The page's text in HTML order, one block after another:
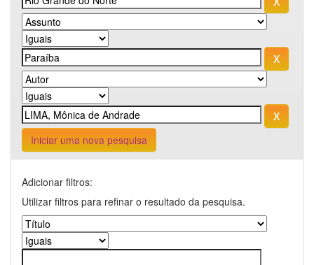
Iniciar uma nova pesquisa
Adicionar filtros:
Utilizar filtros para refinar o resultado da pesquisa.